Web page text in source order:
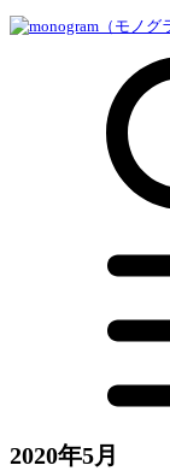
2020年5月